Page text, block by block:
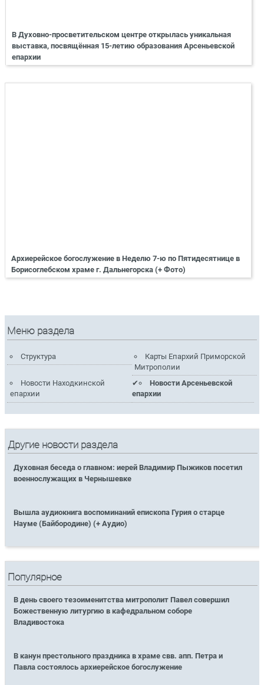
В Духовно-просветительском центре открылась уникальная
выставка, посвящённая 15-летию образования Арсеньевской
епархии
Архиерейское богослужение в Неделю 7-ю по Пятидесятнице в
Борисоглебском храме г. Дальнегорска (+ Фото)
Меню раздела
Структура
Карты Епархий Приморской
Митрополии
Новости Находкинской
епархии
Новости Арсеньевской
епархии
Другие новости раздела
Духовная беседа о главном: иерей Владимир Пыжиков посетил
военнослужащих в Чернышевке
Вышла аудиокнига воспоминаний епископа Гурия о старце
Науме (Байбородине) (+ Аудио)
Популярное
В день своего тезоименитства митрополит Павел совершил
Божественную литургию в кафедральном соборе
Владивостока
В канун престольного праздника в храме свв. апп. Петра и
Павла состоялось архиерейское богослужение